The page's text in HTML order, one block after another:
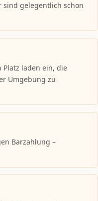
sind gelegentlich schon
Platz laden ein, die
Umgebung zu
Barzahlung –